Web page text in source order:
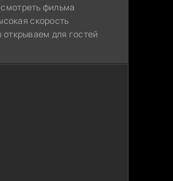
фильма
скорость
для гостей